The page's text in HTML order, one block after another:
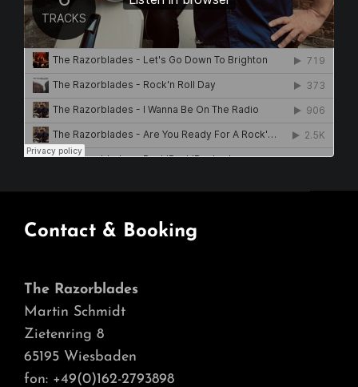
Contact & Booking
The Razorblades
Martin Schmidt
Zietenring 8
65195 Wiesbaden
fon: +49(0)162-2793898